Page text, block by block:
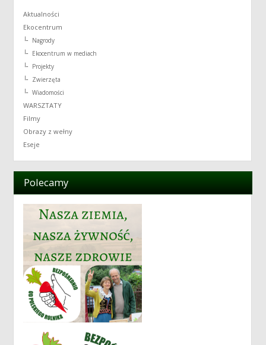
Aktualności
Ekocentrum
Nagrody
Ekocentrum w mediach
Projekty
Zwierzęta
Wiadomości
WARSZTATY
Filmy
Obrazy z wełny
Eseje
Polecamy